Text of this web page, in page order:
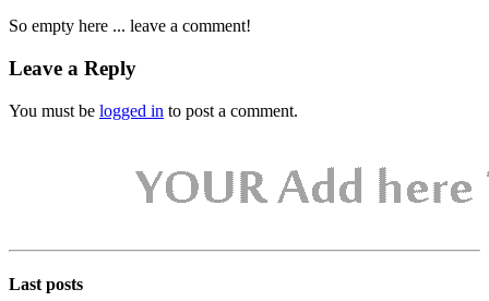
So empty here ... leave a comment!
Leave a Reply
You must be logged in to post a comment.
Last posts